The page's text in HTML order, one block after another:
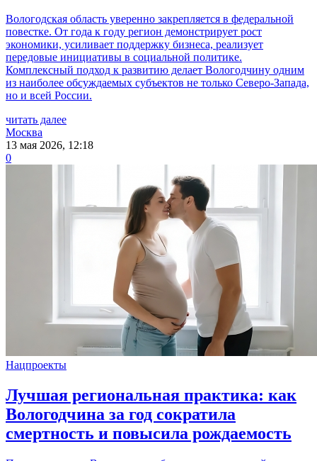
Вологодская область уверенно закрепляется в федеральной
повестке. От года к году регион демонстрирует рост
экономики, усиливает поддержку бизнеса, реализует
передовые инициативы в социальной политике.
Комплексный подход к развитию делает Вологодчину одним
из наиболее обсуждаемых субъектов не только Северо-Запада,
но и всей России.
читать далее
Москва
13 мая 2026, 12:18
0
Нацпроекты
Лучшая региональная практика: как
Вологодчина за год сократила
смертность и повысила рождаемость